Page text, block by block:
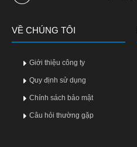
Khoáng
chất
Thuốc
giảm
Thuốc
VỀ CHÚNG TÔI
Giới thiệu công ty
Quy định sử dụng
Chính sách bảo mật
Câu hỏi thường gặp